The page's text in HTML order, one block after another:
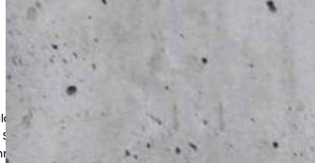
betonipinnan tasaiseksi ja
niin uusille kuin vanhoille
tai sellaisenaan käyttöön.